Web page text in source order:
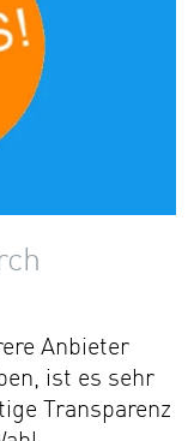
Anbieter
ist es sehr
Transparenz